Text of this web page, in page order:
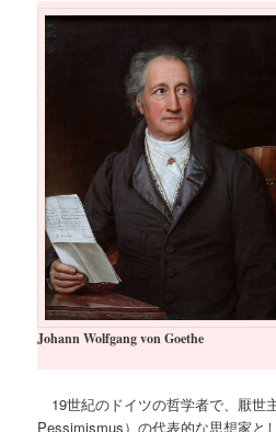
Johann Wolfgang von Goethe
19世紀のドイツの哲学者で、厭世
Pessimismus）の代表的な思想家と